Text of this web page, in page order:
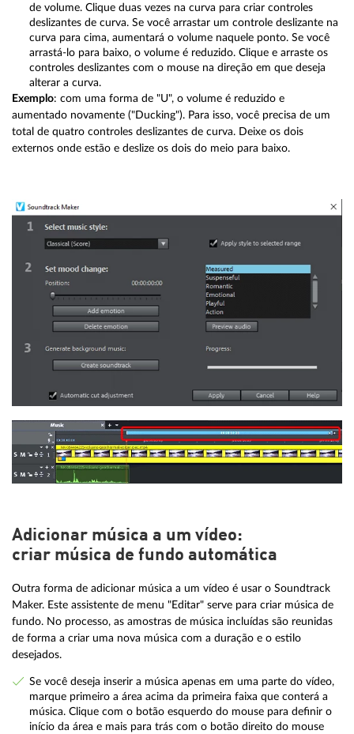
de volume. Clique duas vezes na curva para criar controles
deslizantes de curva. Se você arrastar um controle deslizante na
curva para cima, aumentará o volume naquele ponto. Se você
arrastá-lo para baixo, o volume é reduzido. Clique e arraste os
controles deslizantes com o mouse na direção em que deseja
alterar a curva.
Exemplo: com uma forma de "U", o volume é reduzido e
aumentado novamente ("Ducking"). Para isso, você precisa de um
total de quatro controles deslizantes de curva. Deixe os dois
externos onde estão e deslize os dois do meio para baixo.
Adicionar música a um vídeo:
criar música de fundo automática
Outra forma de adicionar música a um vídeo é usar o Soundtrack
Maker. Este assistente de menu "Editar" serve para criar música de
fundo. No processo, as amostras de música incluídas são reunidas
de forma a criar uma nova música com a duração e o estilo
desejados.
Se você deseja inserir a música apenas em uma parte do vídeo,
marque primeiro a área acima da primeira faixa que conterá a
música. Clique com o botão esquerdo do mouse para definir o
início da área e mais para trás com o botão direito do mouse